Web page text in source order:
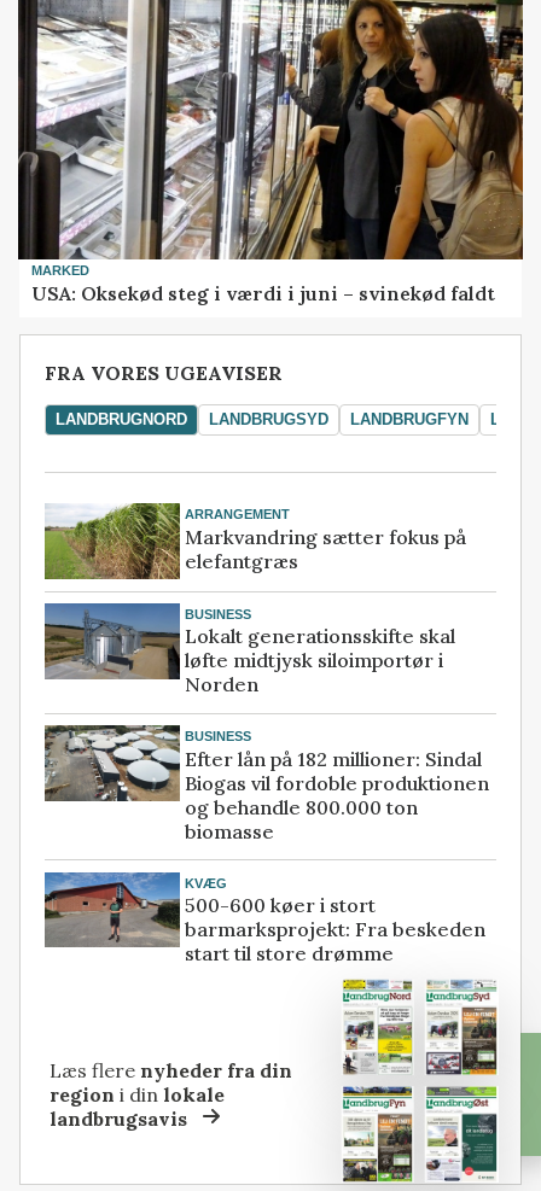
MARKED
USA: Oksekød steg i værdi i juni – svinekød faldt
FRA VORES UGEAVISER
LANDBRUGNORD LANDBRUGSYD LANDBRUGFYN
ARRANGEMENT
Markvandring sætter fokus på
elefantgræs
BUSINESS
Lokalt generationsskifte skal
løfte midtjysk siloimportør i
Norden
BUSINESS
Efter lån på 182 millioner: Sindal
Biogas vil fordoble produktionen
og behandle 800.000 ton
biomasse
KVÆG
500-600 køer i stort
barmarksprojekt: Fra beskeden
start til store drømme
Læs flere nyheder fra din
region i dinlokale
landbrugsavis